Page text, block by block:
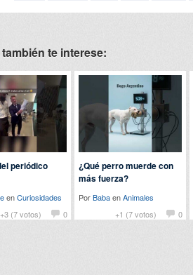
te interese:
+3 (7 votos) 0
periódico
enCuriosidades
+1 (7 votos)
0
¿Qué perro muerde con
más fuerza?
PorBabaenAnimales